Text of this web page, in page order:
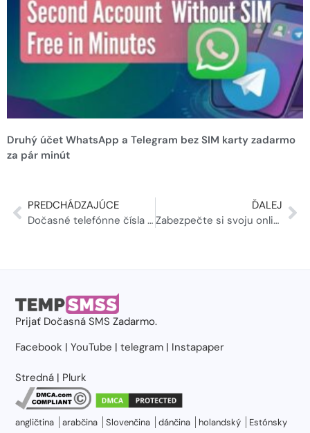
Druhý účet WhatsApp a Telegram bez SIM karty zadarmo
za pár minút
PREDCHÁDZAJÚCE
Dočasné telefónne čísla v USA: Váš dokonalý sprievodca v roku 2024
ĎALEJ
Zabezpečte si svoju online prítomnosť pomocou dočasných čísel.
Prijať Dočasná SMS Zadarmo.
Facebook |YouTube |telegram | Instapaper
Stredná | Plurk
angličtina arabčina Slovenčina dánčina holandský Estónsky